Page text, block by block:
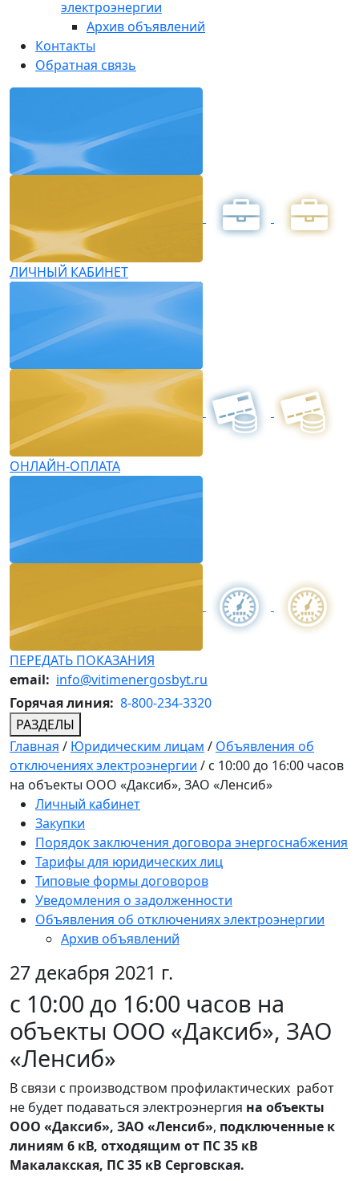
электроэнергии
Архив объявлений
Контакты
Обратная связь
ЛИЧНЫЙ КАБИНЕТ
ОНЛАЙН-ОПЛАТА
ПЕРЕДАТЬ ПОКАЗАНИЯ
email: info@vitimenergosbyt.ru
Горячая линия: 8-800-234-3320
РАЗДЕЛЫ
Главная / Юридическим лицам / Объявления об
отключениях электроэнергии / c 10:00 до 16:00 часов
на объекты ООО «Даксиб», ЗАО «Ленсиб»
Личный кабинет
Закупки
Порядок заключения договора энергоснабжения
Тарифы для юридических лиц
Типовые формы договоров
Уведомления о задолженности
Объявления об отключениях электроэнергии
Архив объявлений
27 декабря 2021 г.
c 10:00 до 16:00 часов на
объекты ООО «Даксиб», ЗАО
«Ленсиб»
В связи с производством профилактических работ
не будет подаваться электроэнергия на объекты
ООО «Даксиб», ЗАО «Ленсиб», подключенные к
линиям 6 кВ, отходящим от ПС 35 кВ
Макалакская, ПС 35 кВ Серговская.